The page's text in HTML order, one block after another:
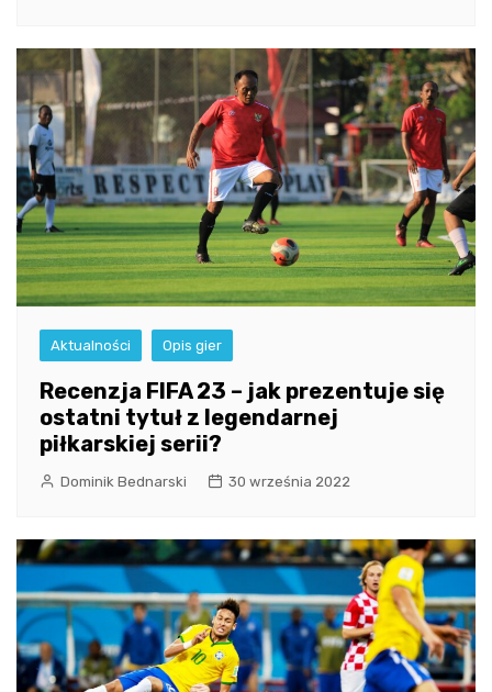
Aktualności Opis gier
Recenzja FIFA 23 – jak prezentuje się
ostatni tytuł z legendarnej
piłkarskiej serii?
Dominik Bednarski 30 września 2022